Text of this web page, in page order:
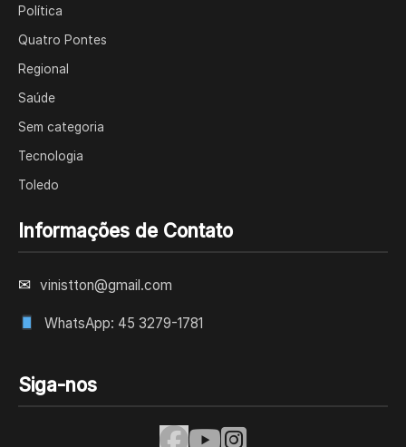
Política
Quatro Pontes
Regional
Saúde
Sem categoria
Tecnologia
Toledo
Informações de Contato
✉ vinistton@gmail.com
WhatsApp: 45 3279-1781
Siga-nos